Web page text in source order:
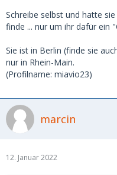
Schreibe selbst und hatte
finde ... nur um ihr dafür ein
Sie ist in Berlin (finde sie
nur in Rhein-Main.
(Profilname: miavio23)
marcin
12. Januar 2022